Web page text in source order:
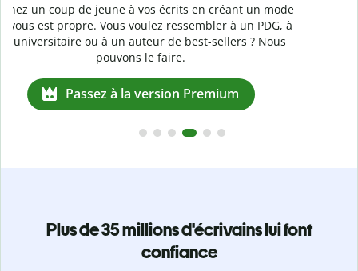
Plus de 35 millions d'écrivains lui font
confiance